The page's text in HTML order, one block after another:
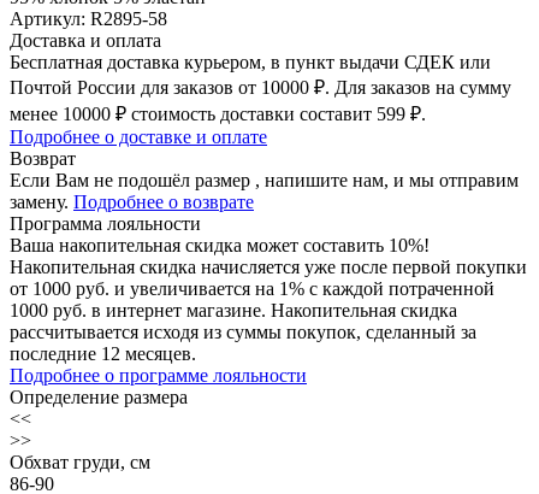
Артикул: R2895-58
Доставка и оплата
Бесплатная доставка курьером, в пункт выдачи СДЕК или
Почтой России для заказов от 10000 ₽. Для заказов на сумму
менее 10000 ₽ стоимость доставки составит 599 ₽.
Подробнее о доставке и оплате
Возврат
Если Вам не подошёл размер , напишите нам, и мы отправим
замену. Подробнее о возврате
Программа лояльности
Ваша накопительная скидка может составить 10%!
Накопительная скидка начисляется уже после первой покупки
от 1000 руб. и увеличивается на 1% с каждой потраченной
1000 руб. в интернет магазине. Накопительная скидка
рассчитывается исходя из суммы покупок, сделанный за
последние 12 месяцев.
Подробнее о программе лояльности
Определение размера
<<
>>
Обхват груди, см
86-90